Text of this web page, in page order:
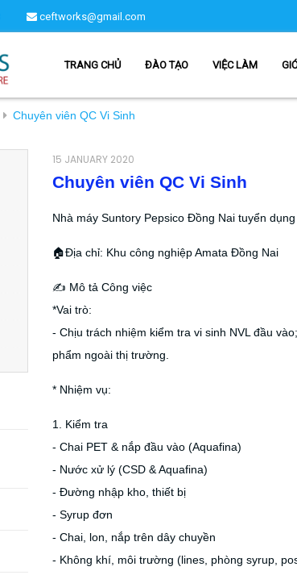
ceftworks@gmail.com
TRANG CHỦ ĐÀO TẠO VIỆC LÀM
Chuyên viên QC Vi Sinh
15 JANUARY 2020
Chuyên viên QC Vi Sinh
Nhà máy Suntory Pepsico Đồng Nai tuyển
🏠Địa chỉ: Khu công nghiệp Amata Đồng Nai
✍️ Mô tả Công việc
*Vai trò:
- Chịu trách nhiệm kiểm tra vi sinh NVL đầu
phẩm ngoài thị trường.
* Nhiệm vụ:
1. Kiểm tra
- Chai PET & nắp đầu vào (Aquafina)
- Nước xử lý (CSD & Aquafina)
- Đường nhập kho, thiết bị
- Syrup đơn
- Chai, lon, nắp trên dây chuyền
- Không khí, môi trường (lines, phòng syrup,